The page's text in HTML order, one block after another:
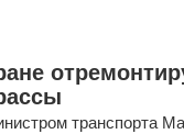
транспорта